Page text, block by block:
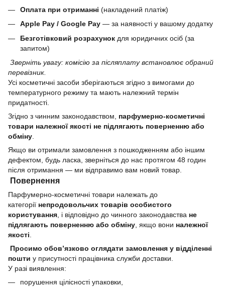
Оплата при отриманні (накладений платіж)
Apple Pay / Google Pay — за наявності у вашому додатку
Безготівковий розрахунок для юридичних осіб (за
запитом)
Зверніть увагу: комісію за післяплату встановлює обраний
перевізник.
Усі косметичні засоби зберігаються згідно з вимогами до
температурного режиму та мають належний термін
придатності.
Згідно з чинним законодавством, парфумерно-косметичні
товари належної якості не підлягають поверненню або
обміну
Якщо ви отримали замовлення з пошкодженням або іншим
дефектом, будь ласка, зверніться до нас протягом 48 годин
після отримання — ми відправимо вам новий товар.
Повернення
Парфумерно-косметичні товари належать до
категорії непродовольчих товарів особистого
користування , і відповідно до чинного законодавства не
підлягають поверненню або обміну , якщо вони належної
якості
Просимо обов’язково оглядати замовлення у відділенні
пошти у присутності працівника служби доставки.
У разі виявлення:
порушення цілісності упаковки,